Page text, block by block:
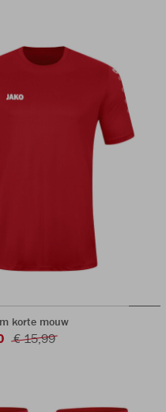
korte mouw
€ 15,99